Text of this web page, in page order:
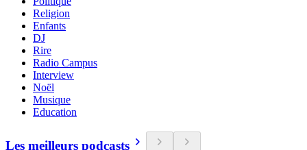
Religion
Enfants
DJ
Rire
Radio Campus
Interview
Noël
Musique
Education
Les meilleurs podcasts